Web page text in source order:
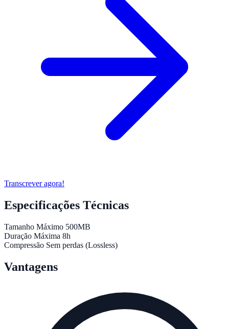
Transcrever agora!
Especificações Técnicas
Tamanho Máximo 500MB
Duração Máxima 8h
Compressão Sem perdas (Lossless)
Vantagens